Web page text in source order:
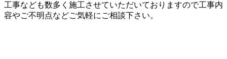
工事なども数多く施工させていただいておりますので工事内
容やご不明点などご気軽にご相談下さい。